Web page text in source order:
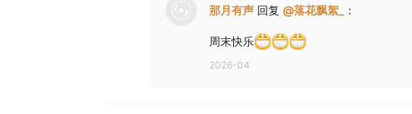
那月有声 回复 @落花飘絮_ ：
周末快乐
2026-04